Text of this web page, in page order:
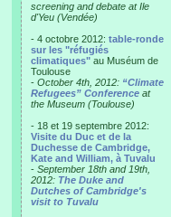
screening and debate at Ile
d'Yeu (Vendée)
- 4 octobre 2012: table-ronde
sur les "réfugiés
climatiques" au Muséum de
Toulouse
- October 4th, 2012: “Climate
Refugees” Conference at
the Museum (Toulouse)
- 18 et 19 septembre 2012:
Visite du Duc et de la
Duchesse de Cambridge,
Kate and William, à Tuvalu
- September 18th and 19th,
2012: The Duke and
Dutches of Cambridge's
visit to Tuvalu